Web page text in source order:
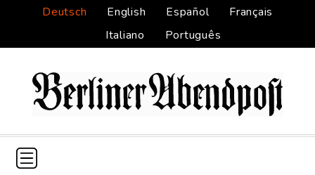
Deutsch English Español
Français
Italiano
Português